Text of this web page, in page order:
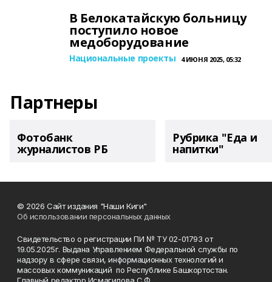
В Белокатайскую больницу
поступило новое
медоборудование
Национальные проекты 4 ИЮНЯ 2025, 05:32
Партнеры
Фотобанк
журналистов РБ
Рубрика "Еда и
напитки"
© 2026 Сайт издания "Наши Киги"
Об использовании персональных данных
Свидетельство о регистрации ПИ № ТУ 02-01793 от
19.05.2025г. Выдана Управлением Федеральной службы по
надзору в сфере связи, информационных технологий и
массовых коммуникаций по Республике Башкортостан.